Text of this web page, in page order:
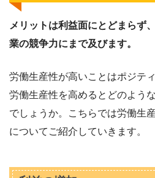
メリットは利益面にとどまらず
業の競争力にまで及びます。
労働生産性が高いことはポジテ
労働生産性を高めるとどのよう
でしょうか。こちらでは労働生
についてご紹介していきます。